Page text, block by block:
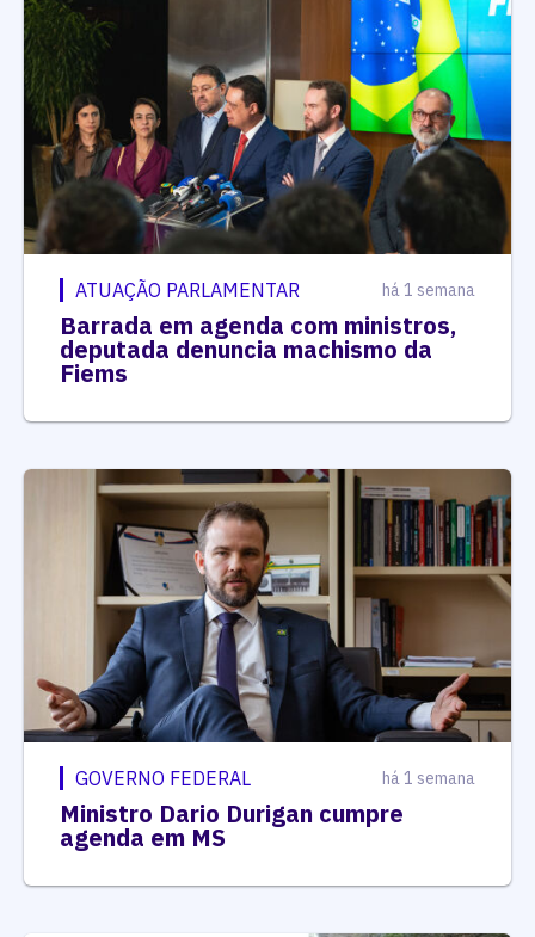
ATUAÇÃO PARLAMENTAR há 1 semana
Barrada em agenda com ministros,
deputada denuncia machismo da
Fiems
GOVERNO FEDERAL há 1 semana
Ministro Dario Durigan cumpre
agenda em MS